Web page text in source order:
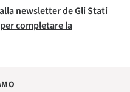
newsletter de Gli Stati
completare la